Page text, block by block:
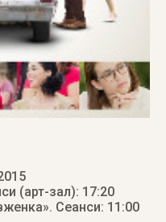
(арт-зал): 17:20
. Сеанси: 11:00